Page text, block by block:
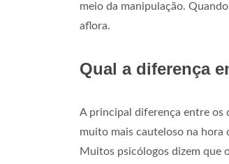
meio da manipulação.
aflora.
Qual a diferença
A principal diferença entre os
muito mais cauteloso na hora
Muitos psicólogos dizem que